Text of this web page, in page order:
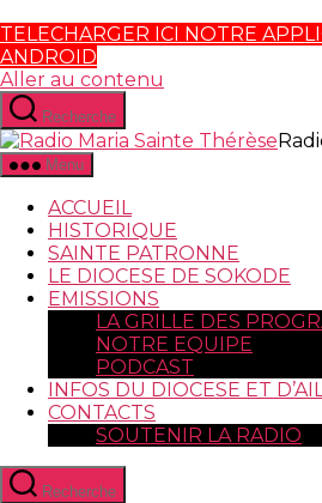
TELECHARGER ICI NOTRE
ANDROID
Aller au contenu
Recherche
Menu
ACCUEIL
HISTORIQUE
SAINTE PATRONNE
LE DIOCESE DE SOKODE
EMISSIONS
LA GRILLE DES
NOTRE EQUIPE
PODCAST
INFOS DU DIOCESE ET
CONTACTS
SOUTENIR LA RADIO
Recherche